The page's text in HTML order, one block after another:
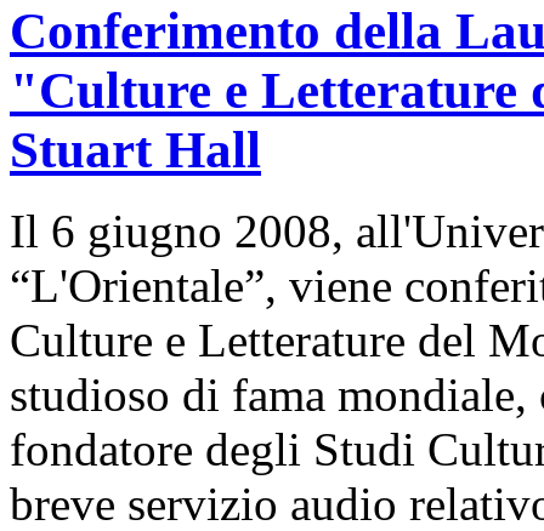
Conferimento della
"Culture e Letterature
Stuart Hall
Il 6 giugno 2008,
“L'Orientale”, viene
Culture e Letterature del
studioso di fama
fondatore degli Studi
breve servizio audio